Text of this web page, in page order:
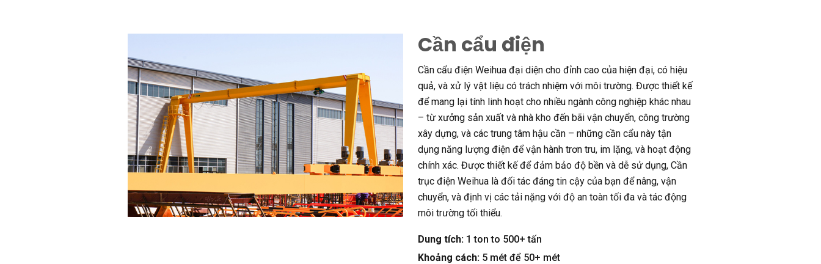
Cần cẩu điện
Cần cẩu điện Weihua đại diện cho đỉnh cao của hiện đại, có hiệu
quả, và xử lý vật liệu có trách nhiệm với môi trường. Được thiết kế
để mang lại tính linh hoạt cho nhiều ngành công nghiệp khác nhau
– từ xưởng sản xuất và nhà kho đến bãi vận chuyển, công trường
xây dựng, và các trung tâm hậu cần – những cần cẩu này tận
dụng năng lượng điện để vận hành trơn tru, im lặng, và hoạt động
chính xác. Được thiết kế để đảm bảo độ bền và dễ sử dụng, Cần
trục điện Weihua là đối tác đáng tin cậy của bạn để nâng, vận
chuyển, và định vị các tải nặng với độ an toàn tối đa và tác động
môi trường tối thiểu.
Dung tích: 1ton to 500+ tấn
Khoảng cách: 5 mét để 50+ mét